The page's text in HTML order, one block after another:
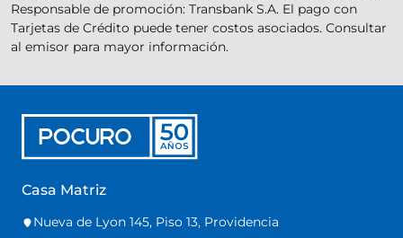
Responsable de promoción: Transbank S.A. El pago con
Tarjetas de Crédito puede tener costos asociados. Consultar
al emisor para mayor información.
Casa Matriz
Nueva de Lyon 145, Piso 13, Providencia